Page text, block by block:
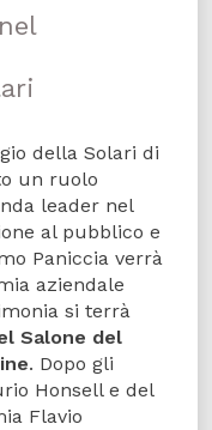
della Solari di
un ruolo
leader nel
al pubblico e
Paniccia verrà
aziendale
si terrà
Salone del
. Dopo gli
Honsell e del
Flavio